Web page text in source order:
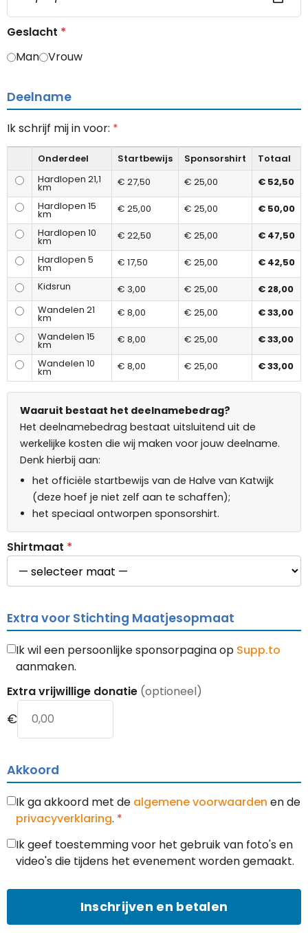
Geslacht *
Man Vrouw
Deelname
Ik schrijf mij in voor: *
Onderdeel Startbewijs Sponsorshirt
Totaal
Hardlopen 21,1
km € 27,50 € 25,00
€ 52,50
Hardlopen 15
km € 25,00 € 25,00
€ 50,00
Hardlopen 10
km € 22,50 € 25,00
€ 47,50
Hardlopen 5
km € 17,50 € 25,00
€ 42,50
Kidsrun
€ 3,00 € 25,00
€ 28,00
Wandelen 21
km € 8,00 € 25,00
€ 33,00
Wandelen 15
km € 8,00 € 25,00
€ 33,00
Wandelen 10
km € 8,00 € 25,00 € 33,00
Waaruit bestaat het deelnamebedrag?
Het deelnamebedrag bestaat uitsluitend uit de
werkelijke kosten die wij maken voor jouw deelname.
Denk hierbij aan:
het officiële startbewijs van de Halve van Katwijk
(deze hoef je niet zelf aan te schaffen);
het speciaal ontworpen sponsorshirt.
Shirtmaat *
Extra voor Stichting Maatjesopmaat
Ik wil een persoonlijke sponsorpagina op Supp.to
aanmaken.
Extra vrijwillige donatie (optioneel)
€
Akkoord
Ik ga akkoord met de algemene voorwaarden en de
privacyverklaring. *
Ik geef toestemming voor het gebruik van foto's en
video's die tijdens het evenement worden gemaakt.
Inschrijven en betalen